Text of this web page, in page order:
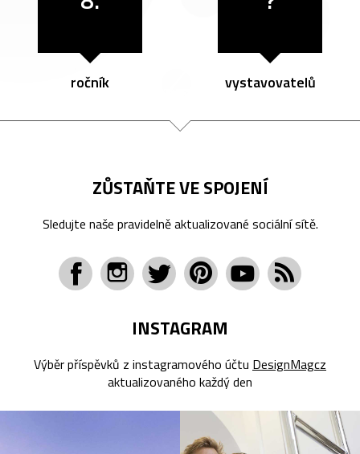
ročník vystavovatelů
ZŮSTAŇTE VE SPOJENÍ
Sledujte naše pravidelně aktualizované sociální sítě.
INSTAGRAM
Výběr příspěvků z instagramového účtu DesignMagcz
aktualizovaného každý den